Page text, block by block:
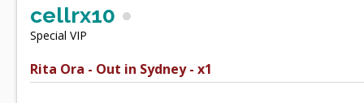
cellrx10
Special VIP
Rita Ora - Out in Sydney - x1